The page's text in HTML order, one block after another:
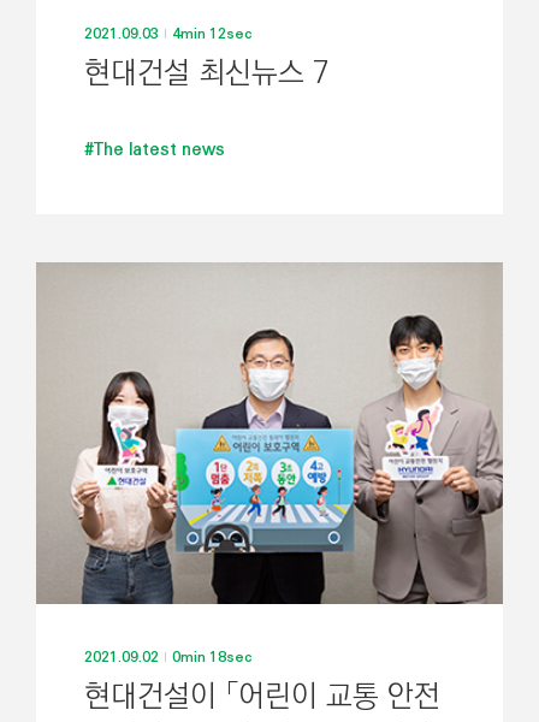
2021.09.03 4min 12sec
현대건설 최신뉴스 7
#The latest news
2021.09.02 0min 18sec
현대건설이 「어린이 교통 안전